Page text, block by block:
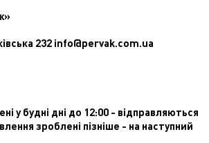
232 info@pervak.com.ua
у будні дні до 12:00 - відправляються
зроблені пізніше - на наступний